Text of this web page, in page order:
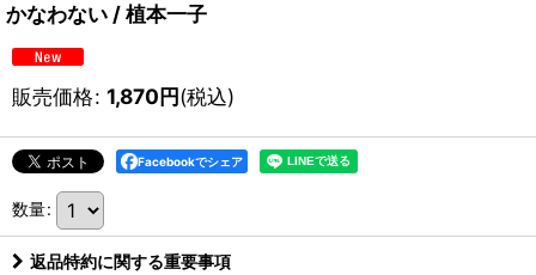
かなわない / 植本一子
販売価格: 1,870円(税込)
Facebookでシェア
数量:
返品特約に関する重要事項